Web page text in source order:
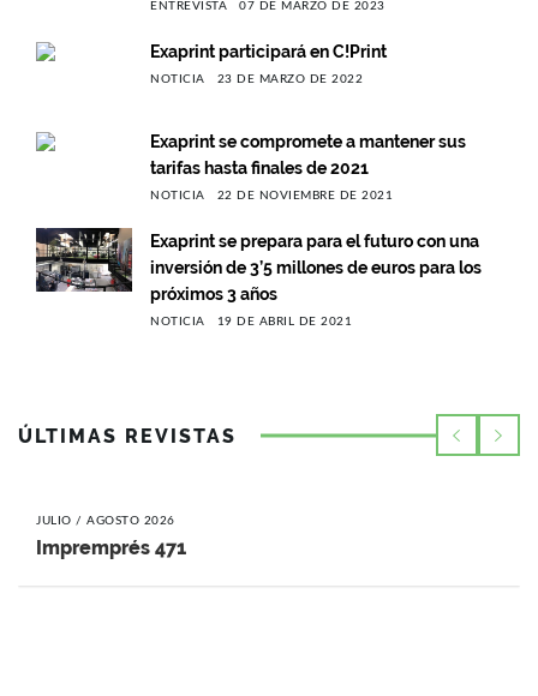
ENTREVISTA 07 DE MARZO DE 2023
Exaprint participará en C!Print
NOTICIA 23 DE MARZO DE 2022
Exaprint se compromete a mantener sus
tarifas hasta finales de 2021
NOTICIA 22 DE NOVIEMBRE DE 2021
Exaprint se prepara para el futuro con una
inversión de 3’5 millones de euros para los
próximos 3 años
NOTICIA 19 DE ABRIL DE 2021
ÚLTIMAS REVISTAS
JULIO / AGOSTO 2026
Impremprés 471